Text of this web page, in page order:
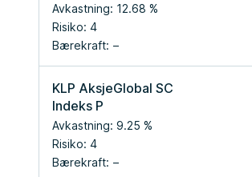
Avkastning: 12.68 %
Risiko: 4
Bærekraft:
KLP AksjeGlobal SC
Indeks P
Avkastning: 9.25 %
Risiko: 4
Bærekraft: